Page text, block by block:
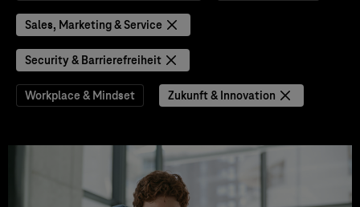
Sales, Marketing & Service
Security & Barrierefreiheit
Workplace & Mindset Zukunft & Innovation